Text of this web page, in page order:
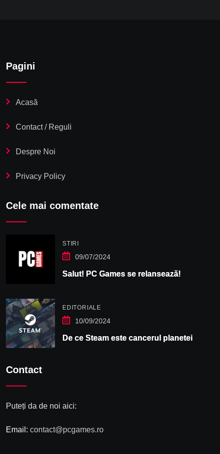
Pagini
Acasă
Contact / Reguli
Despre Noi
Privacy Policy
Cele mai comentate
STIRI
09/07/2024
Salut! PC Games se relansează!
EDITORIALE
10/09/2024
De ce Steam este cancerul planetei
Contact
Puteți da de noi aici:
Email: contact@pcgames.ro